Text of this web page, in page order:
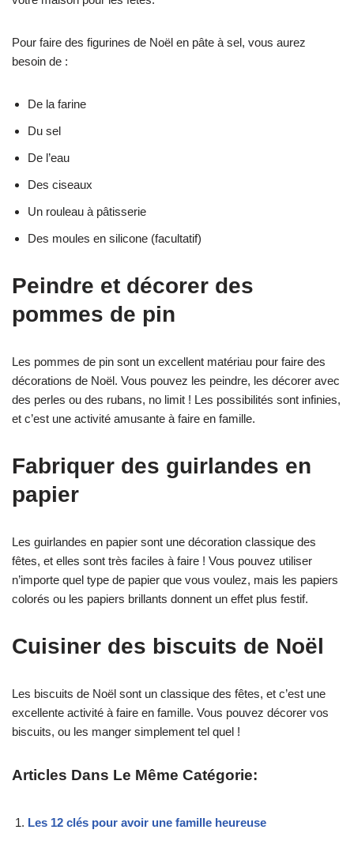
Pour faire des figurines de Noël en pâte à sel, vous aurez
besoin de :
De la farine
Du sel
De l’eau
Des ciseaux
Un rouleau à pâtisserie
Des moules en silicone (facultatif)
Peindre et décorer des
pommes de pin
Les pommes de pin sont un excellent matériau pour faire des
décorations de Noël. Vous pouvez les peindre, les décorer avec
des perles ou des rubans, no limit ! Les possibilités sont infinies,
et c’est une activité amusante à faire en famille.
Fabriquer des guirlandes en
papier
Les guirlandes en papier sont une décoration classique des
fêtes, et elles sont très faciles à faire ! Vous pouvez utiliser
n’importe quel type de papier que vous voulez, mais les papiers
colorés ou les papiers brillants donnent un effet plus festif.
Cuisiner des biscuits de Noël
Les biscuits de Noël sont un classique des fêtes, et c’est une
excellente activité à faire en famille. Vous pouvez décorer vos
biscuits, ou les manger simplement tel quel !
Articles Dans Le Même Catégorie:
Les 12 clés pour avoir une famille heureuse